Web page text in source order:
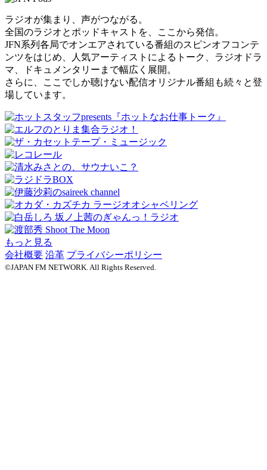
ラジオが集まり、声がつながる。
全国のラジオとポッドキャストを、ここから発信。
JFN系列各局でオンエアされている番組のスピンオフコンテ
ンツをはじめ、人気アーティストによるトーク、ラジオドラ
マ、ドキュメンタリーまで幅広く展開。
さらに、ここでしか聴けない配信オリジナル番組も続々と登
場しています。
もっと見る
会社概要 沿革 プライバシーポリシー
©JAPAN FM NETWORK. All Rights Reserved.